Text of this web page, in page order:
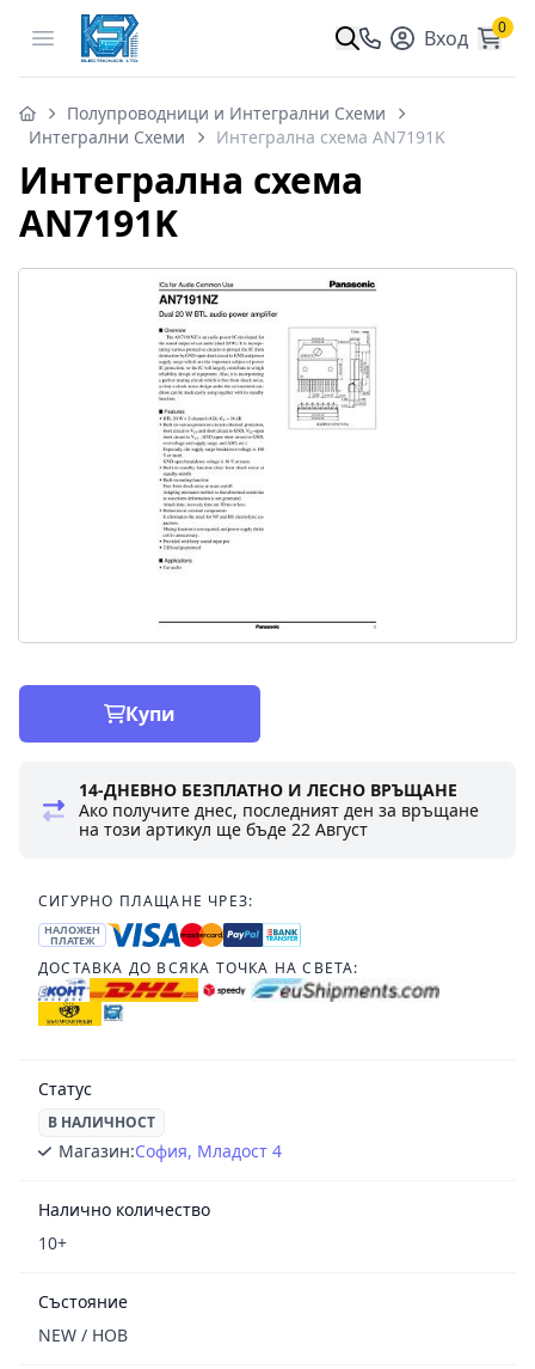
Open menu Вход 0
Полупроводници и Интегрални Схеми
Интегрални Схеми
Интегрална схема AN7191K
Интегрална схема
AN7191K
Купи
14-ДНЕВНО БЕЗПЛАТНО И ЛЕСНО ВРЪЩАНЕ
Ако получите днес, последният ден за връщане
на този артикул ще бъде22 Август
СИГУРНО ПЛАЩАНЕ ЧРЕЗ:
НАЛОЖЕН
ПЛАТЕЖ
ДОСТАВКА ДО ВСЯКА ТОЧКА НА СВЕТА:
Статус
В НАЛИЧНОСТ
Магазин:София, Младост 4
Налично количество
10+
Състояние
NEW / НОВ